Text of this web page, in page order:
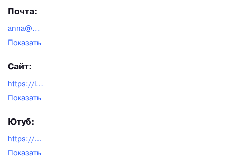
Почта:
anna@...
Показать
Сайт:
https://lashmanov.ru/
Показать
Ютуб:
https://www.youtube.com/channel/UC_T6A25bcxU1tdBb7D5MtAg
Показать